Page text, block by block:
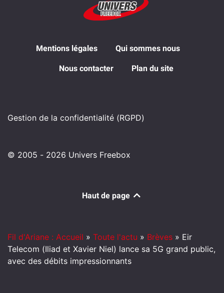
Mentions légales Qui sommes nous
Nous contacter Plan du site
Gestion de la confidentialité (RGPD)
© 2005 - 2026 Univers Freebox
Haut de page
Fil d'Ariane : Accueil » Toute l'actu » Brèves » Eir
Telecom (Iliad et Xavier Niel) lance sa 5G grand public,
avec des débits impressionnants